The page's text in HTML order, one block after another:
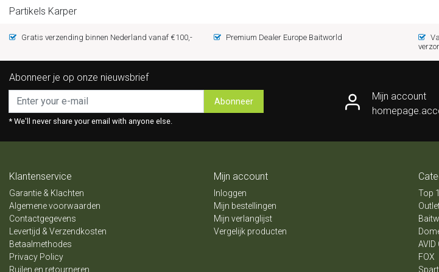
Partikels Karper
Gratis verzending binnen Nederland vanaf €100,- Premium Dealer Europe Baitworld
Abonneer je op onze nieuwsbrief
Abonneer
* We'll never share your email with anyone else.
Mijn account
Klantenservice
Garantie & Klachten
Algemene voorwaarden
Contactgegevens
Levertijd & Verzendkosten
Betaalmethodes
Privacy Policy
Ruilen en retourneren
Mijn account
Inloggen
Mijn bestellingen
Mijn verlanglijst
Vergelijk producten
Top
AVID
FOX